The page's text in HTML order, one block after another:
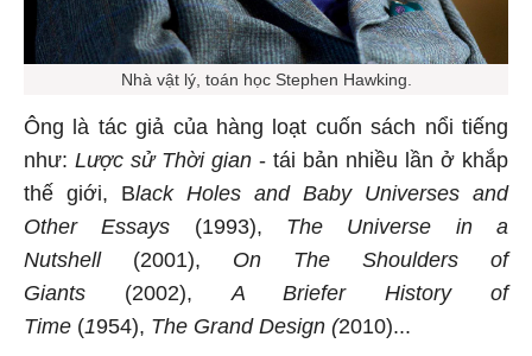
Nhà vật lý, toán học Stephen Hawking.
Ông là tác giả của hàng loạt cuốn sách nổi tiếng
như: Lược sử Thời gian - tái bản nhiều lần ở khắp
thế giới, Black Holes and Baby Universes and
Other Essays (1993), The Universe in a
Nutshell(2001), On The Shoulders of
Giants (2002), A Briefer History of
Time (1954), The Grand Design (2010)...